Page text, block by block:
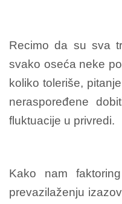
Recimo da su sva
svako oseća neke
koliko toleriše,
neraspoređene
fluktuacije u privredi.
Kako nam
prevazilaženju